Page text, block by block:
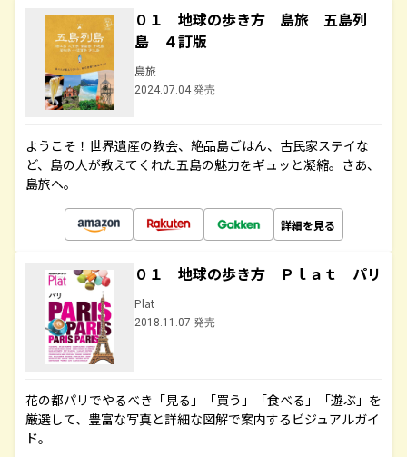
０１ 地球の歩き方 島旅 五島列
島 ４訂版
島旅
2024.07.04 発売
ようこそ！世界遺産の教会、絶品島ごはん、古民家ステイな
ど、島の人が教えてくれた五島の魅力をギュッと凝縮。さあ、
島旅へ。
詳細を見る
０１ 地球の歩き方 Ｐｌａｔ パリ
Plat
2018.11.07 発売
花の都パリでやるべき「見る」「買う」「食べる」「遊ぶ」を
厳選して、豊富な写真と詳細な図解で案内するビジュアルガイ
ド。